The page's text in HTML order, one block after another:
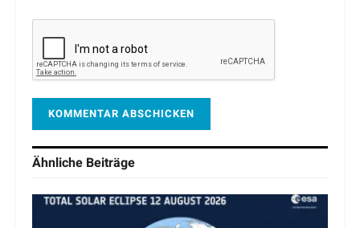
Ähnliche Beiträge